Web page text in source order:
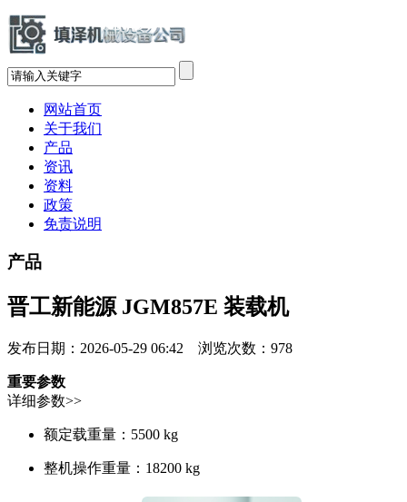
网站首页
关于我们
产品
资讯
资料
政策
免责说明
产品
晋工新能源 JGM857E 装载机
发布日期：2026-05-29 06:42 浏览次数： 978
重要参数
详细参数>>
额定载重量： 5500 kg
整机操作重量： 18200 kg